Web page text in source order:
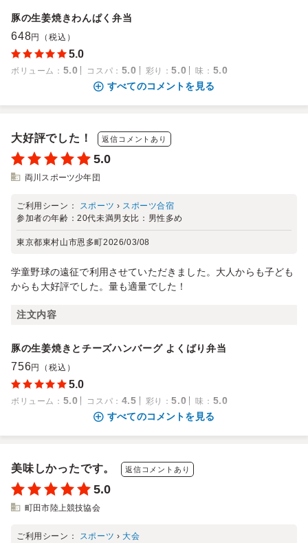
豚の生姜焼きわんぱく弁当
648円（税込）
5.0
ボリューム ： 5.0 コスパ ： 5.0 彩り ：5.0 味 ： 5.0
すべてのコメントを見る
大好評でした！ 返信コメントあり
5.0
両川スポーツ少年団
ご利用シーン： スポーツ › スポーツ合宿
参加者の年齢：20代未満男女比： 男性多め
東京都東村山市恩多町2026/03/08
学童野球の遠征で利用させていただきました。大人からも子ども
からも大好評でした。量も適量でした！
注文内容
豚の生姜焼きとチーズハンバーグ よくばり弁当
756円（税込）
5.0
ボリューム ： 5.0 コスパ ： 4.5 彩り ：5.0 味 ： 5.0
すべてのコメントを見る
美味しかったです。 返信コメントあり
5.0
町田市陸上競技協会
ご利用シーン： スポーツ ›大会